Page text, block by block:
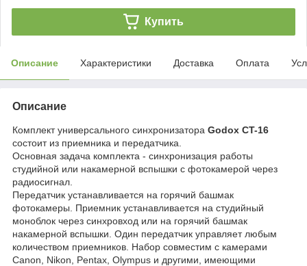
Купить
Описание Характеристики Доставка Оплата
Описание
Комплект универсального синхронизатора Godox CT-16
состоит из приемника и передатчика.
Основная задача комплекта - синхронизация работы
студийной или накамерной вспышки с фотокамерой через
радиосигнал.
Передатчик устанавливается на горячий башмак
фотокамеры. Приемник устанавливается на студийный
моноблок через синхровход или на горячий башмак
накамерной вспышки. Один передатчик управляет любым
количеством приемников. Набор совместим с камерами
Canon, Nikon, Pentax, Olympus и другими, имеющими